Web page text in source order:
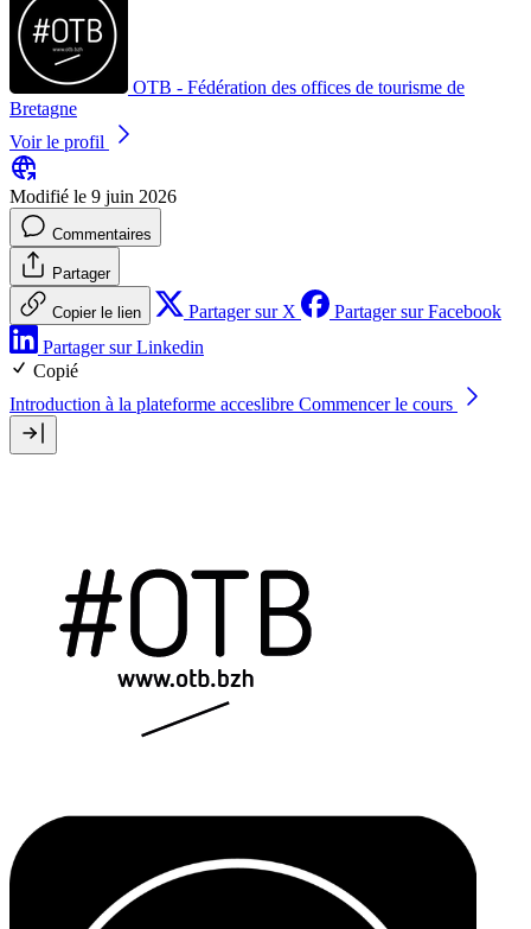
OTB - Fédération des offices de tourisme de
Bretagne
Voir le profil
Modifié le 9 juin 2026
Commentaires
Partager
Copier le lien Partager sur X
Partager sur Facebook
Partager sur Linkedin
Copié
Introduction à la plateforme acceslibre Commencer le cours